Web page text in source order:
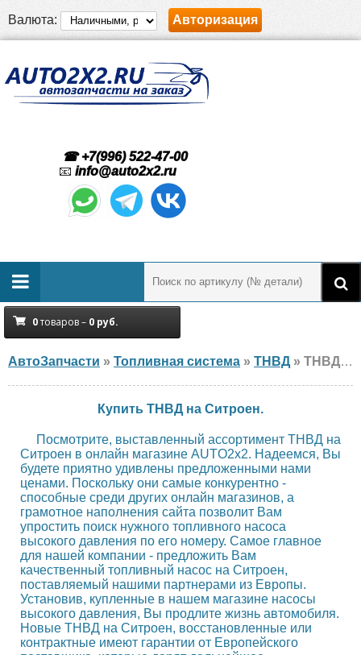
Валюта: Авторизация
☎ +7(996) 522-47-00
📧 info@auto2x2.ru
0товаров – 0 руб.
АвтоЗапчасти » Топливная система » ТНВД » ТНВД CITROEN
Купить ТНВД на Ситроен.
Посмотрите, выставленный ассортимент ТНВД на
Ситроен в онлайн магазине AUTO2х2. Надеемся, Вы
будете приятно удивлены предложенными нами
ценами. Поскольку они самые конкурентно -
способные среди других онлайн магазинов, а
грамотное наполнения сайта позволит Вам
упростить поиск нужного топливного насоса
высокого давления по его номеру. Самое главное
для нашей компании - предложить Вам
качественный топливный насос на Ситроен,
поставляемый нашими партнерами из Европы.
Установив, купленные в нашем магазине насосы
высокого давления, Вы продлите жизнь автомобиля.
Новые ТНВД на Ситроен, восстановленные или
контрактные имеют гарантии от Европейского